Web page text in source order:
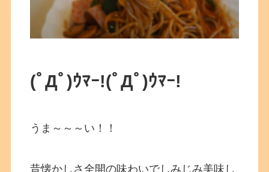
(ﾟДﾟ)ｳﾏｰ!(ﾟДﾟ)ｳﾏｰ!
うま～～～い！！
昔懐かしさ全開の味わいでしみじみ美味し